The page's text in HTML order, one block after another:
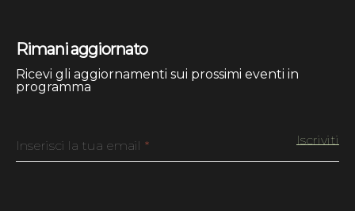
Rimani aggiornato
Ricevi gli aggiornamenti sui prossimi eventi in
programma
Inserisci la tua email *